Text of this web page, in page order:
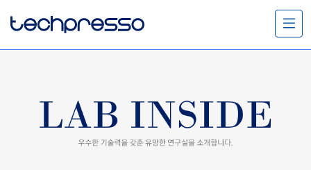
메
뉴